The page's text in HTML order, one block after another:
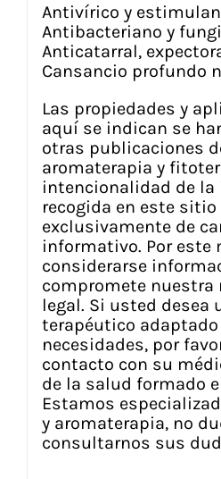
Antivírico y
Antibacteriano y
Anticatarral,
Cansancio profundo
Las propiedades y
aquí se indican se
otras publicaciones
aromaterapia y
intencionalidad de
recogida en este sitio
exclusivamente de
informativo. Por este
considerarse
compromete nuestra
legal. Si usted
terapéutico
necesidades, por
contacto con su
de la salud formado
Estamos
y aromaterapia, no
consultarnos sus